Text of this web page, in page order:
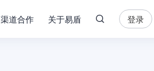
渠道合作 关于易盾 登录